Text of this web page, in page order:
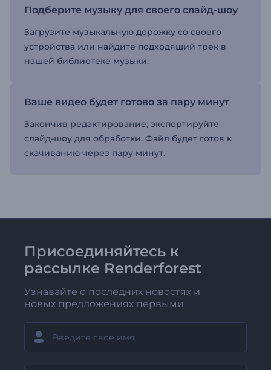
Подберите музыку для своего слайд-шоу
Загрузите музыкальную дорожку со своего
устройства или найдите подходящий трек в
нашей библиотеке музыки.
Ваше видео будет готово за пару минут
Закончив редактирование, экспортируйте
слайд-шоу для обработки. Файл будет готов к
скачиванию через пару минут.
Присоединяйтесь к
рассылке Renderforest
Узнавайте о последних новостях и
новых предложениях первыми